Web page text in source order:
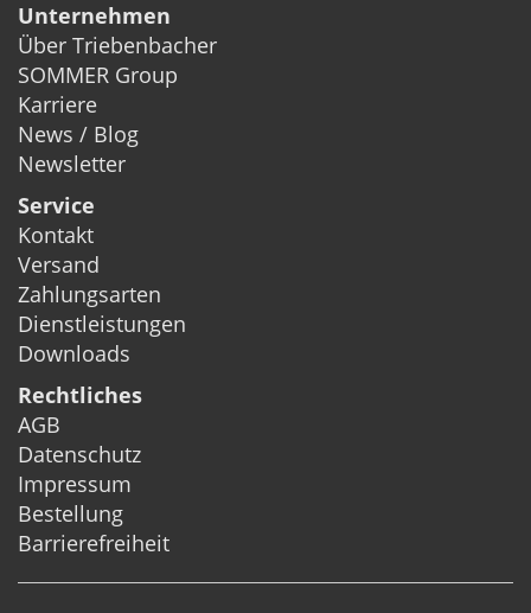
Unternehmen
Über Triebenbacher
SOMMER Group
Karriere
News / Blog
Newsletter
Service
Kontakt
Versand
Zahlungsarten
Dienstleistungen
Downloads
Rechtliches
AGB
Datenschutz
Impressum
Bestellung
Barrierefreiheit